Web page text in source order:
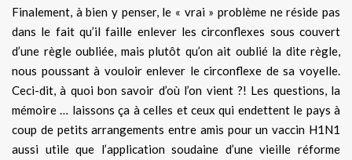
Finalement, à bien y penser, le « vrai » problème ne réside pas
dans le fait qu’il faille enlever les circonflexes sous couvert
d’une règle oubliée, mais plutôt qu’on ait oublié la dite règle,
nous poussant à vouloir enlever le circonflexe de sa voyelle.
Ceci-dit, à quoi bon savoir d’où l’on vient ?! Les questions, la
mémoire … laissons ça à celles et ceux qui endettent le pays à
coup de petits arrangements entre amis pour un vaccin H1N1
aussi utile que l’application soudaine d’une vieille réforme